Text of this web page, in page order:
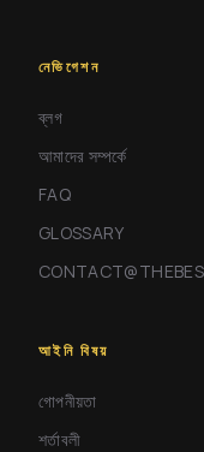
নেভিগেশন
ব্লগ
আমাদের সম্পর্কে
FAQ
GLOSSARY
আইনি বিষয়
গোপনীয়তা
শর্তাবলী